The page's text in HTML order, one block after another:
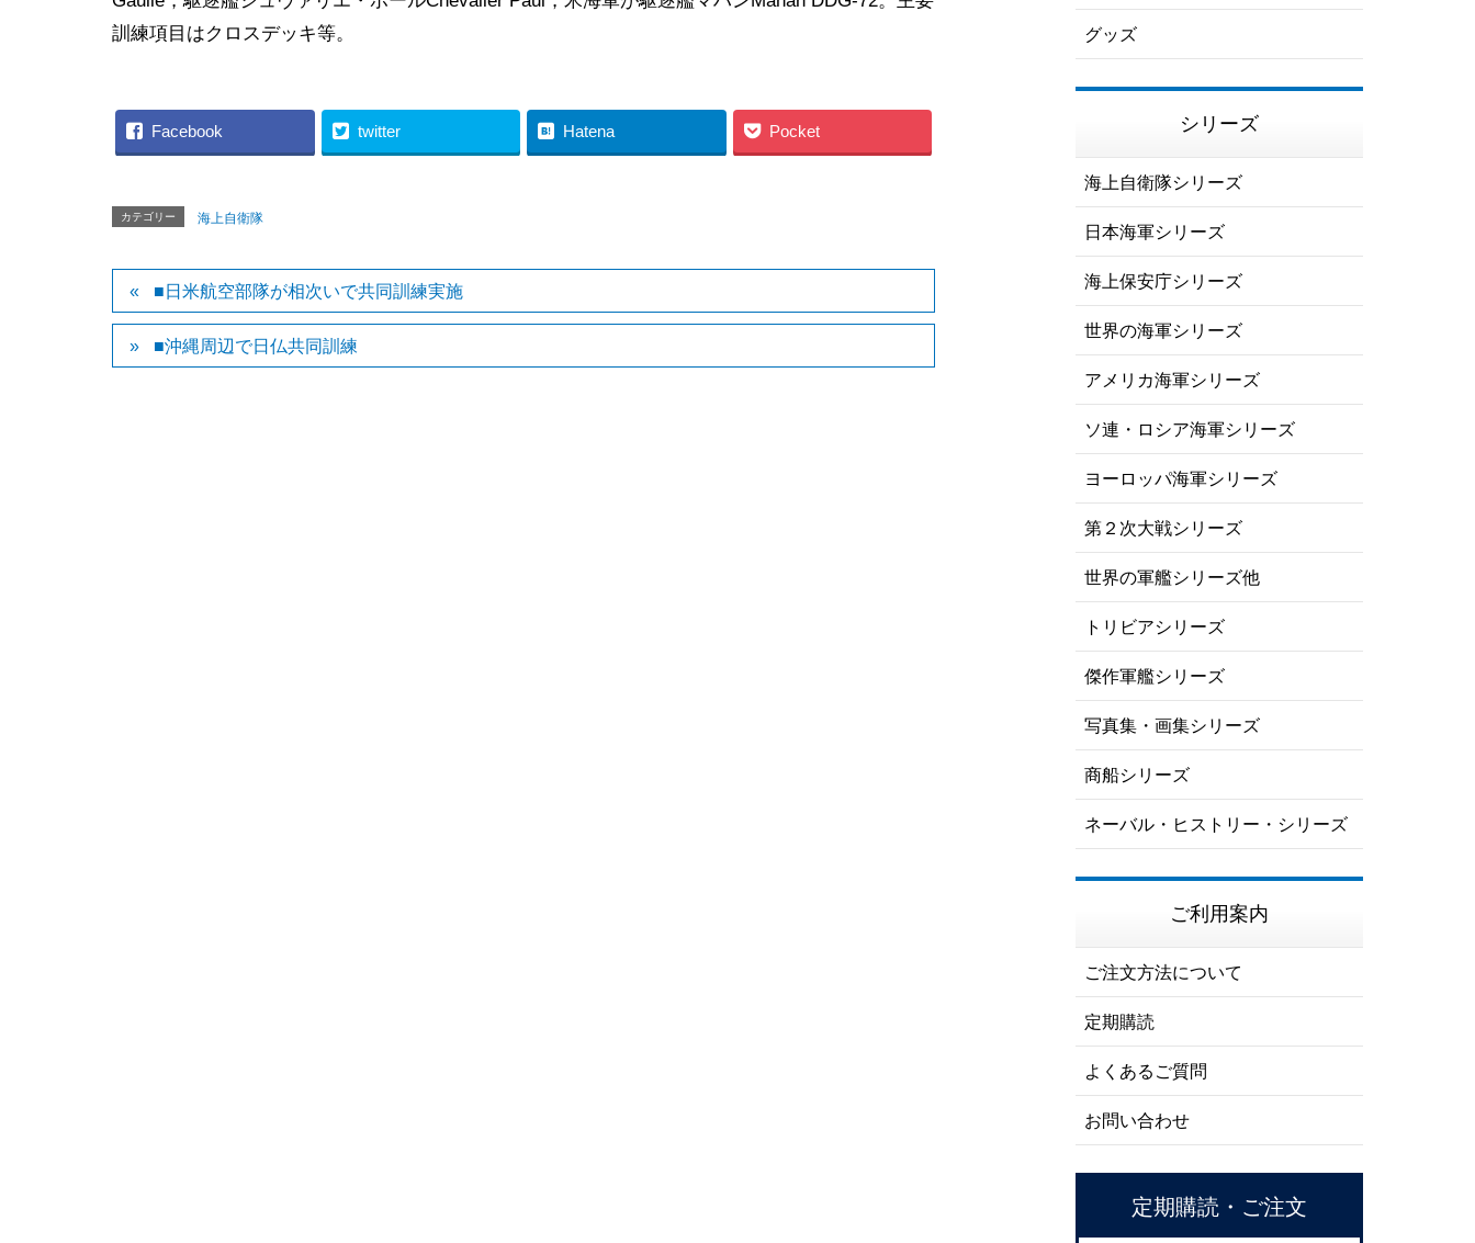
訓練項目はクロスデッキ等。
Facebook twitter Hatena Pocket
カテゴリー 海上自衛隊
■日米航空部隊が相次いで共同訓練実施
■沖縄周辺で日仏共同訓練
グッズ
シリーズ
海上自衛隊シリーズ
日本海軍シリーズ
海上保安庁シリーズ
世界の海軍シリーズ
アメリカ海軍シリーズ
ソ連・ロシア海軍シリーズ
ヨーロッパ海軍シリーズ
第２次大戦シリーズ
世界の軍艦シリーズ他
トリビアシリーズ
傑作軍艦シリーズ
写真集・画集シリーズ
商船シリーズ
ネーバル・ヒストリー・シリーズ
ご利用案内
ご注文方法について
定期購読
よくあるご質問
お問い合わせ
定期購読・ご注文